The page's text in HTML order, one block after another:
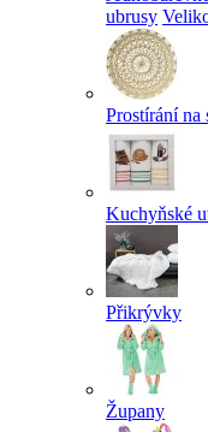
ubrusy
Prostírání na
Kuchyňské
Přikrývky
Župany